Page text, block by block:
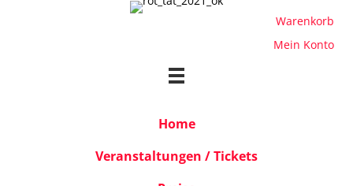
Warenkorb
Mein Konto
Home
Veranstaltungen / Tickets